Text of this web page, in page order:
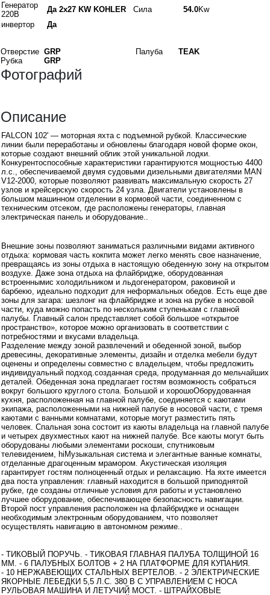
Генератор
220В
Да 2x27 KW KOHLER Сила 54.0Kw
инвертор
Да
Отверстие GRP Палуба
TEAK
Рубка
GRP
Фотографий
Описание
FALCON 102' — моторная яхта с подъемной рубкой. Классические
линии были переработаны и обновлены благодаря новой форме окон,
которые создают внешний облик этой уникальной лодки.
Конкурентоспособные характеристики гарантируются мощностью 4400
л.с., обеспечиваемой двумя судовыми дизельными двигателями MAN
V12-2000, которые позволяют развивать максимальную скорость 27
узлов и крейсерскую скорость 24 узла. Двигатели установлены в
большом машинном отделении в кормовой части, соединенном с
техническим отсеком, где расположены генераторы, главная
электрическая панель и оборудование..
Внешние зоны позволяют заниматься различными видами активного
отдыха: кормовая часть кокпита может легко менять свое назначение,
превращаясь из зоны отдыха в настоящую обеденную зону на открытом
воздухе. Даже зона отдыха на флайбридже, оборудованная
встроеннымис холодильником и льдогенератором, раковиной и
барбекю, идеально подходит для неформальных обедов. Есть еще две
зоны для загара: шезлонг на флайбридже и зона на рубке в носовой
части, куда можно попасть по нескольким ступенькам с главной
палубы. Главный салон представляет собой большое «открытое
пространство», которое можно организовать в соответствии с
потребностями и вкусами владельца.
Разделение между зоной развлечений и обеденной зоной, выбор
древесины, декоративные элементы, дизайн и отделка мебели будут
оценены и определены совместно с владельцем, чтобы предложить
индивидуальный подход.созданная среда, продуманная до мельчайших
деталей. Обеденная зона предлагает гостям возможность собраться
вокруг большого круглого стола. Большой и хорошоОборудованная
кухня, расположенная на главной палубе, соединяется с каютами
экипажа, расположенными на нижней палубе в носовой части, с тремя
каютами с ванными комнатами, которые могут разместить пять
человек. Спальная зона состоит из каюты владельца на главной палубе
и четырех двухместных кают на нижней палубе. Все каюты могут быть
оборудованы любыми элементами роскоши, спутниковым
телевидением, hiМузыкальная система и элегантные ванные комнаты,
отделанные драгоценным мрамором. Акустическая изоляция
гарантирует гостям полноценный отдых и релаксацию. На яхте имеется
два поста управления: главный находится в большой приподнятой
рубке, где созданы отличные условия для работы и установлено
лучшее оборудование, обеспечивающее безопасность навигации.
Второй пост управления расположен на флайбридже и оснащен
необходимым электронным оборудованием, что позволяет
осуществлять навигацию в автономном режиме..
- ТИКОВЫЙ ПОРУЧЬ. - ТИКОВАЯ ГЛАВНАЯ ПАЛУБА ТОЛЩИНОЙ 16
ММ. - 6 ПАЛУБНЫХ БОЛТОВ + 2 НА ПЛАТФОРМЕ ДЛЯ КУПАНИЯ.
- 10 НЕРЖАВЕЮЩИХ СТАЛЬНЫХ ВЕРТЕЛОВ. - 2 ЭЛЕКТРИЧЕСКИЕ
ЯКОРНЫЕ ЛЕБЕДКИ 5,5 Л.С. 380 В С УПРАВЛЕНИЕМ С НОСА
РУЛЬОВАЯ МАШИНА И ЛЕТУЧИЙ МОСТ. - ШТРАЙХОВЫЕ